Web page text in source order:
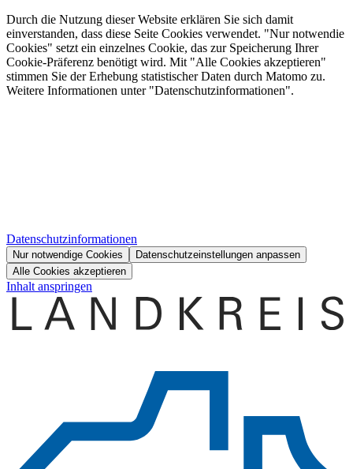
Durch die Nutzung dieser Website erklären Sie sich damit
einverstanden, dass diese Seite Cookies verwendet. "Nur notwendie
Cookies" setzt ein einzelnes Cookie, das zur Speicherung Ihrer
Cookie-Präferenz benötigt wird. Mit "Alle Cookies akzeptieren"
stimmen Sie der Erhebung statistischer Daten durch Matomo zu.
Weitere Informationen unter "Datenschutzinformationen".
Datenschutzinformationen
Nur notwendige Cookies
Datenschutzeinstellungen anpassen
Alle Cookies akzeptieren
Inhalt anspringen